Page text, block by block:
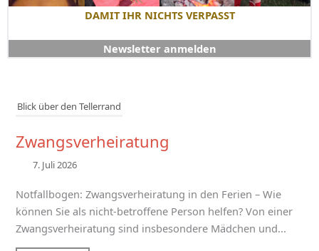
DAMIT IHR NICHTS VERPASST
Newsletter anmelden
Blick über den Tellerrand
Zwangsverheiratung
7. Juli 2026
Notfallbogen: Zwangsverheiratung in den Ferien – Wie
können Sie als nicht-betroffene Person helfen? Von einer
Zwangsverheiratung sind insbesondere Mädchen und...